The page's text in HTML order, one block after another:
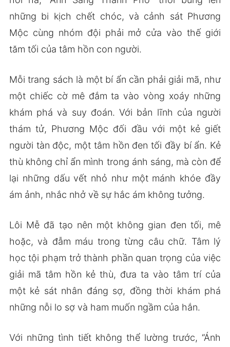
những bi kịch chết chóc, và cảnh sát Phương
Mộc cùng nhóm đội phải mở cửa vào thế giới
tăm tối của tâm hồn con người.
Mỗi trang sách là một bí ẩn cần phải giải mã, như
một chiếc cờ mê đắm ta vào vòng xoáy những
khám phá và suy đoán. Với bản lĩnh của người
thám tử, Phương Mộc đối đầu với một kẻ giết
người tàn độc, một tâm hồn đen tối đầy bí ẩn. Kẻ
thù không chỉ ẩn mình trong ánh sáng, mà còn để
lại những dấu vết nhỏ như một mánh khóe đầy
ám ảnh, nhắc nhở về sự hắc ám không tưởng.
Lôi Mễ đã tạo nên một không gian đen tối, mê
hoặc, và đẫm máu trong từng câu chữ. Tâm lý
học tội phạm trở thành phần quan trọng của việc
giải mã tâm hồn kẻ thù, đưa ta vào tâm trí của
một kẻ sát nhân đáng sợ, đồng thời khám phá
những nỗi lo sợ và ham muốn ngầm của hắn.
Với những tình tiết không thể lường trước, “Ánh